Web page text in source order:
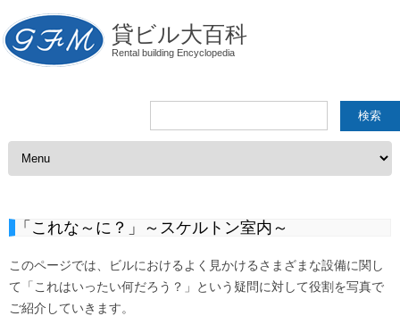
貸ビル大百科
Rental building Encyclopedia
検
コンテンツへスキップ
「これな～に？」～スケルトン室内～
このページでは、ビルにおけるよく見かけるさまざまな設備に関し
て「これはいったい何だろう？」という疑問に対して役割を写真で
ご紹介していきます。